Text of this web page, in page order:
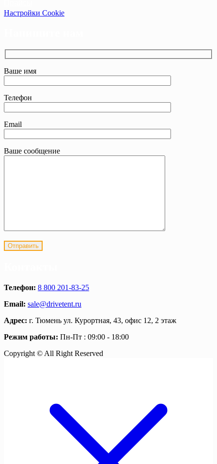
Настройки Cookie
Ваше имя
Телефон
Email
Ваше сообщение
Телефон: 8 800 201-83-25
Email: sale@drivetent.ru
Адрес: г. Тюмень ул. Курортная, 43, офис 12, 2 этаж
Режим работы: Пн-Пт : 09:00 - 18:00
Copyright © All Right Reserved